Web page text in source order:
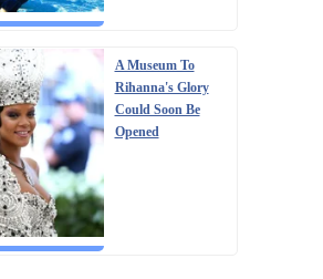
A Museum To
Rihanna's Glory
Could Soon Be
Opened